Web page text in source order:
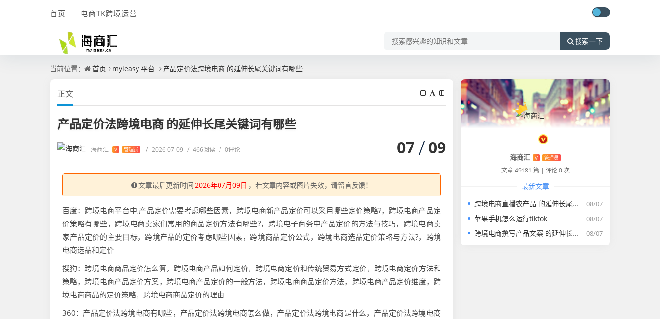
首页 电商TK跨境运营
搜索一下
当前位置： 首页 myieasy 平台 产品定价法跨境电商 的延伸长尾关键词有哪些
正文
产品定价法跨境电商 的延伸长尾关键词有哪些
海商汇 V 管理员 / 2026-07-09 / 466阅读 / 0评论 07 09
文章最后更新时间 2026年07月09日 ，若文章内容或图片失效，请留言反馈！
百度：跨境电商平台中,产品定价需要考虑哪些因素，跨境电商新产品定价可以采用哪些定价策略?，跨境电商产品定
价策略有哪些，跨境电商卖家们常用的商品定价方法有哪些?，跨境电子商务中产品定价的方法与技巧，跨境电商卖
家产品定价的主要目标，跨境产品的定价考虑哪些因素，跨境商品定价公式，跨境电商选品定价策略与方法?，跨境
电商选品和定价
搜狗：跨境电商商品定价怎么算，跨境电商产品如何定价，跨境电商定价和传统贸易方式定价，跨境电商定价方法和
策略，跨境电商产品定价方案，跨境电商产品定价的一般方法，跨境电商商品定价方法，跨境电商产品定价维度，跨
境电商商品的定价策略，跨境电商商品定价的理由
360：产品定价法跨境电商有哪些，产品定价法跨境电商怎么做，产品定价法跨境电商是什么，产品定价法跨境电商
海商汇 V 管理员
文章 49181 篇 | 评论 0 次
最新文章
08/07
跨境电商直播农产品 的延伸长尾关键词是那些
08/07
苹果手机怎么运行tiktok
08/07
跨境电商撰写产品文案 的延伸长尾关键词有哪些